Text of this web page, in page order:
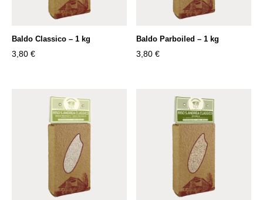
Baldo Classico – 1 kg
3,80 €
Baldo Parboiled – 1 kg
3,80€